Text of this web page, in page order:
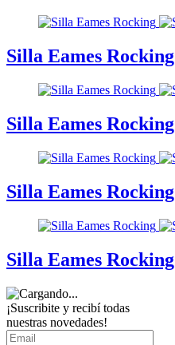
Silla Eames Rocking
Silla Eames Rocking
Silla Eames Rocking
Silla Eames Rocking
¡Suscribite y recibí todas
nuestras novedades!